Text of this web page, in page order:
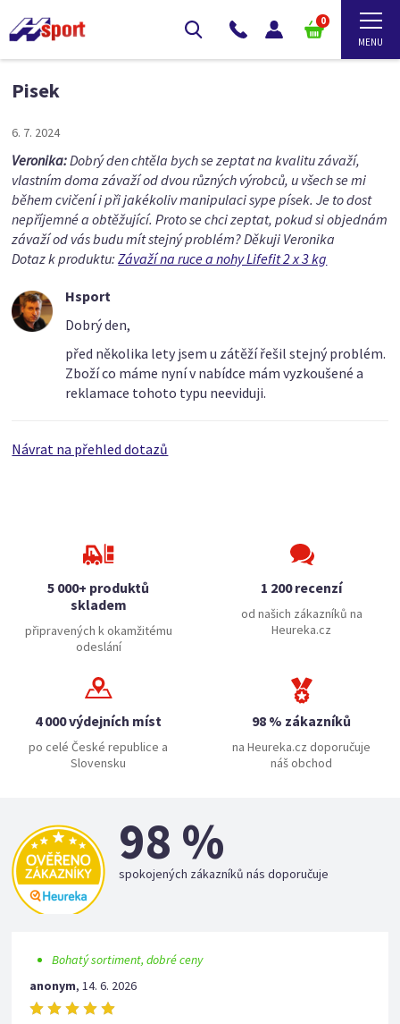
0
Pisek
6. 7. 2024
Veronika:Dobrý den chtěla bych se zeptat na kvalitu závaží,
vlastním doma závaží od dvou různých výrobců, u všech se mi
během cvičení i při jakékoliv manipulaci sype písek. Je to dost
nepříjemné a obtěžující. Proto se chci zeptat, pokud si objednám
závaží od vás budu mít stejný problém? Děkuji Veronika
Dotaz k produktu:Závaží na ruce a nohy Lifefit 2 x 3 kg
Hsport
Dobrý den,
před několika lety jsem u zátěží řešil stejný problém.
Zboží co máme nyní v nabídce mám vyzkoušené a
reklamace tohoto typu neeviduji.
Návrat na přehled dotazů
5 000+ produktů
skladem
připravených k okamžitému
odeslání
1 200 recenzí
od našich zákazníků na
Heureka.cz
4 000 výdejních míst
po celé České republice a
Slovensku
98 % zákazníků
na Heureka.cz doporučuje
náš obchod
98 %
spokojených zákazníků nás doporučuje
Bohatý sortiment, dobré ceny
anonym,14. 6. 2026